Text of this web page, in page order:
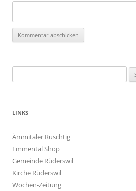
nach:
LINKS
Ämmitaler Ruschtig
Emmental Shop
Gemeinde Rüderswil
Kirche Rüderswil
Wochen-Zeitung